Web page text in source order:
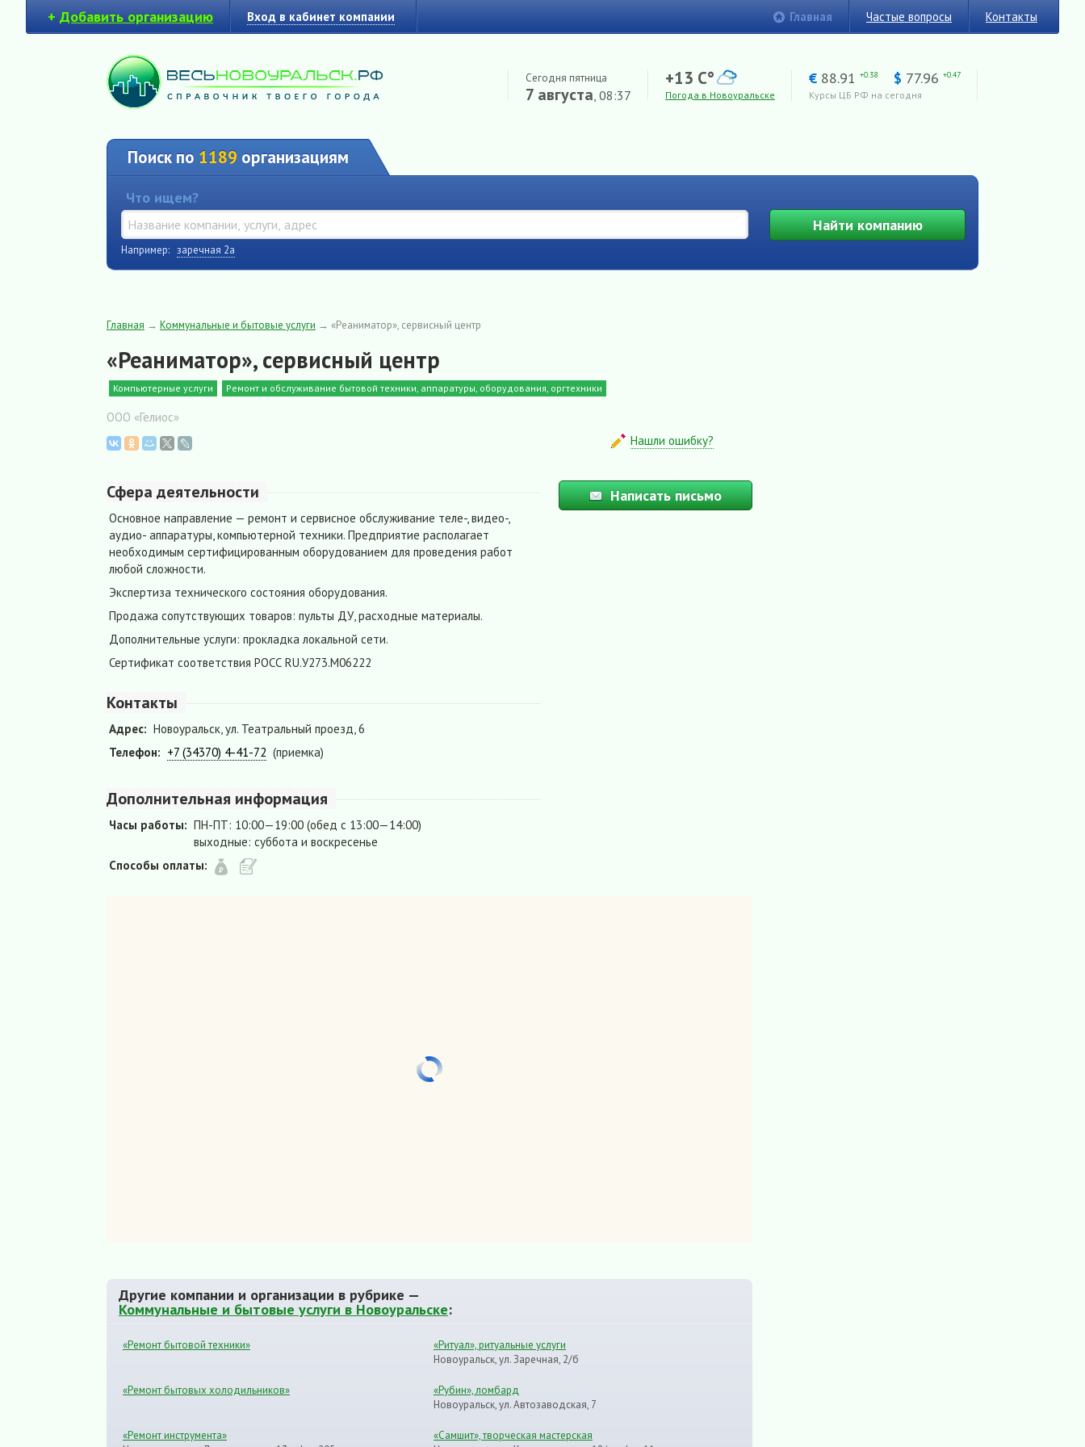
+ Добавить организацию Вход в кабинет компании Главная Частые вопросы Контакты
Сегодня пятница
7 августа, 08:37
+13 C°
Погода в Новоуральске
€ 88.91 +0.38 $ 77.96 +0.47
Курсы ЦБ РФ на сегодня
Поиск по 1189 организациям
Что ищем?
Найтикомпанию
Например: заречная 2а
Главная → Коммунальные и бытовые услуги → «Реаниматор», сервисный центр
«Реаниматор», сервисный центр
Компьютерные услуги Ремонт и обслуживание бытовой техники, аппаратуры, оборудования, оргтехники
ООО «Гелиос»
Нашли ошибку?
Сфера деятельности
Основное направление — ремонт и сервисное обслуживание теле-, видео-,
аудио- аппаратуры, компьютерной техники. Предприятие располагает
необходимым сертифицированным оборудованием для проведения работ
любой сложности.
Экспертиза технического состояния оборудования.
Продажа сопутствующих товаров: пульты ДУ, расходные материалы.
Дополнительные услуги: прокладка локальной сети.
Сертификат соответствия РОСС RU.У273.М06222
Контакты
Адрес: Новоуральск, ул. Театральный проезд, 6
Телефон: +7 (34370) 4-41-72 (приемка)
Дополнительная информация
Часы работы: ПН-ПТ: 10:00—19:00 (обед с 13:00—14:00)
выходные: суббота и воскресенье
Способы оплаты:
Написать письмо
Другие компании и организации в рубрике —
Коммунальные и бытовые услуги в Новоуральске:
«Ремонт бытовой техники»
«Ритуал», ритуальные услуги
Новоуральск, ул. Заречная, 2/б
«Ремонт бытовых холодильников»
«Рубин», ломбард
Новоуральск, ул. Автозаводская, 7
«Ремонт инструмента»
«Самшит», творческая мастерская